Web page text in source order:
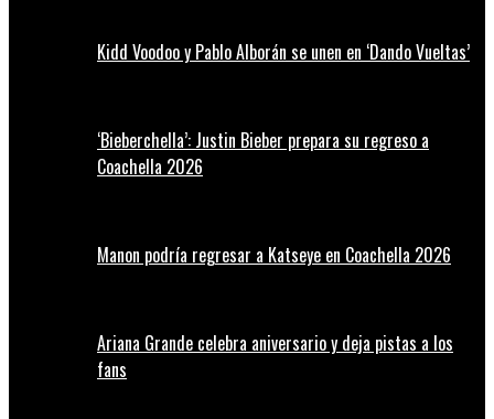
Kidd Voodoo y Pablo Alborán se unen en ‘Dando Vueltas’
‘Bieberchella’: Justin Bieber prepara su regreso a
Coachella 2026
Manon podría regresar a Katseye en Coachella 2026
Ariana Grande celebra aniversario y deja pistas a los
fans